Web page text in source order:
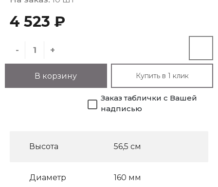
4 523 ₽
- +
В корзину Купить в 1 клик
Заказ таблички с Вашей
надписью
Высота 56,5 см
Диаметр 160 мм